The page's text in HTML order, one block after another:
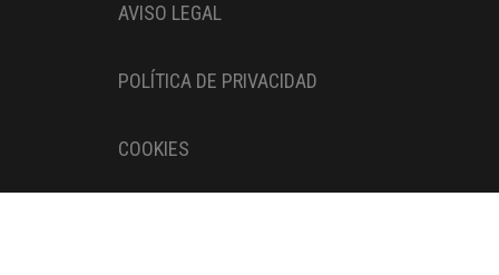
AVISO LEGAL
POLÍTICA DE PRIVACIDAD
COOKIES